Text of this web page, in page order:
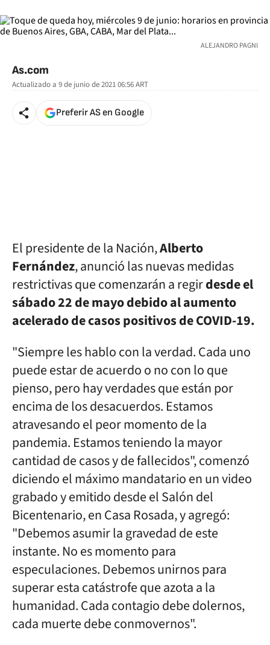
ALEJANDRO PAGNI
As.com
Actualizado a 9 de junio de 2021 06:56ART
Preferir AS en Google
El presidente de la Nación,Alberto
Fernández, anunció las nuevas medidas
restrictivas que comenzarán a regirdesde el
sábado 22 de mayo debido al aumento
acelerado de casos positivos de COVID-19.
"Siempre les hablo con la verdad. Cada uno
puede estar de acuerdo o no con lo que
pienso, pero hay verdades que están por
encima de los desacuerdos. Estamos
atravesando el peor momento de la
pandemia. Estamos teniendo la mayor
cantidad de casos y de fallecidos", comenzó
diciendo el máximo mandatario en un video
grabado y emitido desde el Salón del
Bicentenario, en Casa Rosada, y agregó:
"Debemos asumir la gravedad de este
instante. No es momento para
especulaciones. Debemos unirnos para
superar esta catástrofe que azota a la
humanidad. Cada contagio debe dolernos,
cada muerte debe conmovernos".